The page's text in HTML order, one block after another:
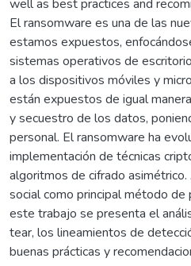
well as best practices and
El ransomware es una de las
estamos expuestos,
sistemas operativos de
a los dispositivos móviles y
están expuestos de igual
y secuestro de los datos,
personal. El ransomware ha
implementación de técnicas
algoritmos de cifrado
social como principal método de
este trabajo se presenta el
tear, los lineamientos de
buenas prácticas y